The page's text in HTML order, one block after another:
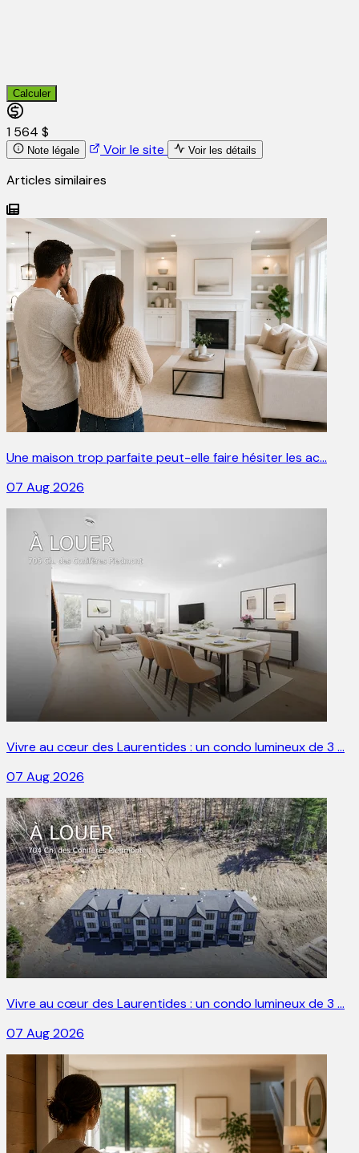
Calculer
1 564 $
Note légale Voir le site Voir les détails
Articles similaires
Une maison trop parfaite peut-elle faire hésiter les ac…
07 Aug 2026
Vivre au cœur des Laurentides : un condo lumineux de 3 …
07 Aug 2026
Vivre au cœur des Laurentides : un condo lumineux de 3 …
07 Aug 2026